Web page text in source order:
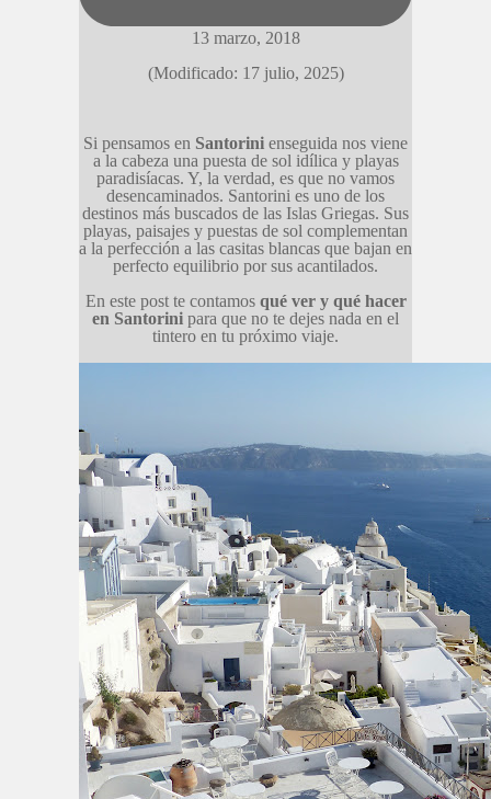
13 marzo, 2018
(Modificado: 17 julio, 2025)
Si pensamos en Santorini enseguida nos viene
a la cabeza una puesta de sol idílica y playas
paradisíacas. Y, la verdad, es que no vamos
desencaminados. Santorini es uno de los
destinos más buscados de las Islas Griegas. Sus
playas, paisajes y puestas de sol complementan
a la perfección a las casitas blancas que bajan en
perfecto equilibrio por sus acantilados.
En este post te contamos qué ver y qué hacer
en Santorini para que no te dejes nada en el
tintero en tu próximo viaje.